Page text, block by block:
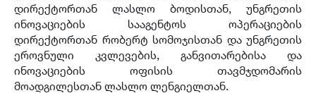
დირექტორთან ლასლო ბოდისთან, უნგრეთის
ინოვაციების სააგენტოს ოპერაციების
დირექტორთან რობერტ სომოჯისთან და უნგრეთის
ეროვნული კვლევების, განვითარებისა და
ინოვაციების ოფისის თავმჯდომარის
მოადგილესთან ლასლო ლენგიელთან.